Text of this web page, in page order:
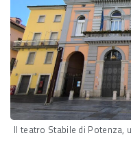
Il teatro Stabile di Potenza,